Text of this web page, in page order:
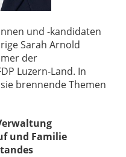
und -kandidaten
Sarah Arnold
der
Luzern-Land. In
brennende Themen
und Familie